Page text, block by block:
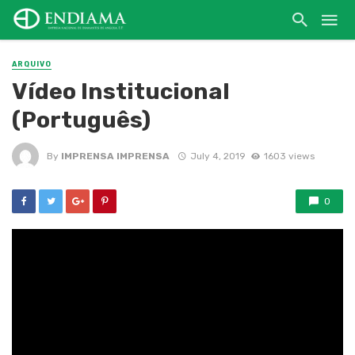
ARQUIVO
Vídeo Institucional
(Português)
By IMPRENSA IMPRENSA July 4, 2019 1603 views
0